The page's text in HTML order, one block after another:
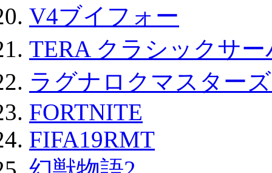
V4ブイフォー
TERA クラシックサ
ラグナロクマスター
FORTNITE
FIFA19RMT